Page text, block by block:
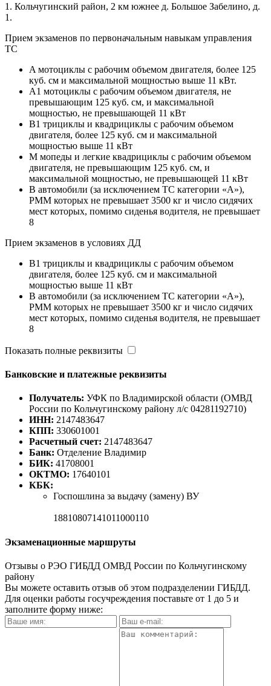
1. Кольчугинский район, 2 км южнее д. Большое Забелино, д.
1.
Прием экзаменов по первоначальным навыкам управления
ТС
A мотоциклы с рабочим объемом двигателя, более 125
куб. см и максимальной мощностью выше 11 кВт.
A1 мотоциклы с рабочим объемом двигателя, не
превышающим 125 куб. см, и максимальной
мощностью, не превышающей 11 кВт
B1 трициклы и квадрициклы с рабочим объемом
двигателя, более 125 куб. см и максимальной
мощностью выше 11 кВт
M мопеды и легкие квадрициклы с рабочим объемом
двигателя, не превышающим 125 куб. см, и
максимальной мощностью, не превышающей 11 кВт
B автомобили (за исключением ТС категории «A»),
РММ которых не превышает 3500 кг и число сидячих
мест которых, помимо сиденья водителя, не превышает
8
Прием экзаменов в условиях ДД
B1 трициклы и квадрициклы с рабочим объемом
двигателя, более 125 куб. см и максимальной
мощностью выше 11 кВт
B автомобили (за исключением ТС категории «A»),
РММ которых не превышает 3500 кг и число сидячих
мест которых, помимо сиденья водителя, не превышает
8
Показать полные реквизиты
Банковские и платежные реквизиты
Получатель: УФК по Владимирской области (ОМВД
России по Кольчугинскому району л/с 04281192710)
ИНН: 2147483647
КПП: 330601001
Расчетный счет: 2147483647
Банк: Отделение Владимир
БИК: 41708001
ОКТМО: 17640101
КБК:
Госпошлина за выдачу (замену) ВУ
18810807141011000110
Экзаменационные маршруты
Отзывы о РЭО ГИБДД ОМВД России по Кольчугинскому
району
Вы можете оставить отзыв об этом подразделении ГИБДД.
Для оценки работы госучреждения поставьте от 1 до 5 и
заполните форму ниже: